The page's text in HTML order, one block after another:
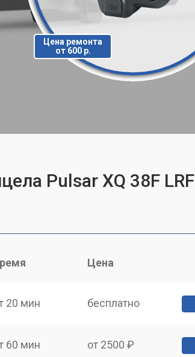
Цена ремонта
от 600 р.
Pulsar XQ 38F LRF
Цена
20 мин бесплатно
60 мин от 2500 ₽